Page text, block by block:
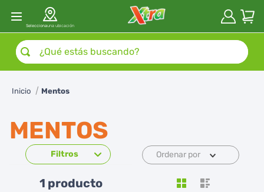
Seleccionauna ubicación
¿Qué estás buscando?
Mentos
MENTOS
Ordenar por
1 producto